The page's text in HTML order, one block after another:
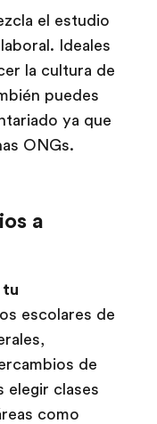
el estudio
Ideales
la cultura de
puedes
ya que
ONGs.
a
tu
escolares de
de
elegir clases
como